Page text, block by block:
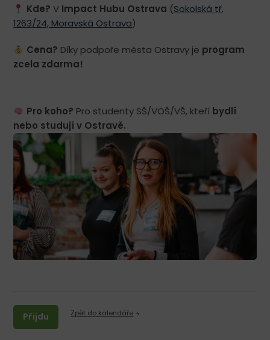
Kde? VImpact Hubu Ostrava (Sokolská tř.
1263/24, Moravská Ostrava)
Cena? Díky podpoře města Ostravy je program
zcela zdarma!
Pro koho? Pro studenty SŠ/VOŠ/VŠ, kteří bydlí
nebo studují v Ostravě.
Přijdu Zpět do kalendáře